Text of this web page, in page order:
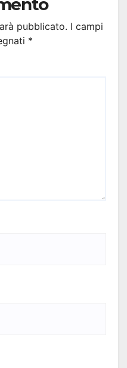
pubblicato. I campi
*